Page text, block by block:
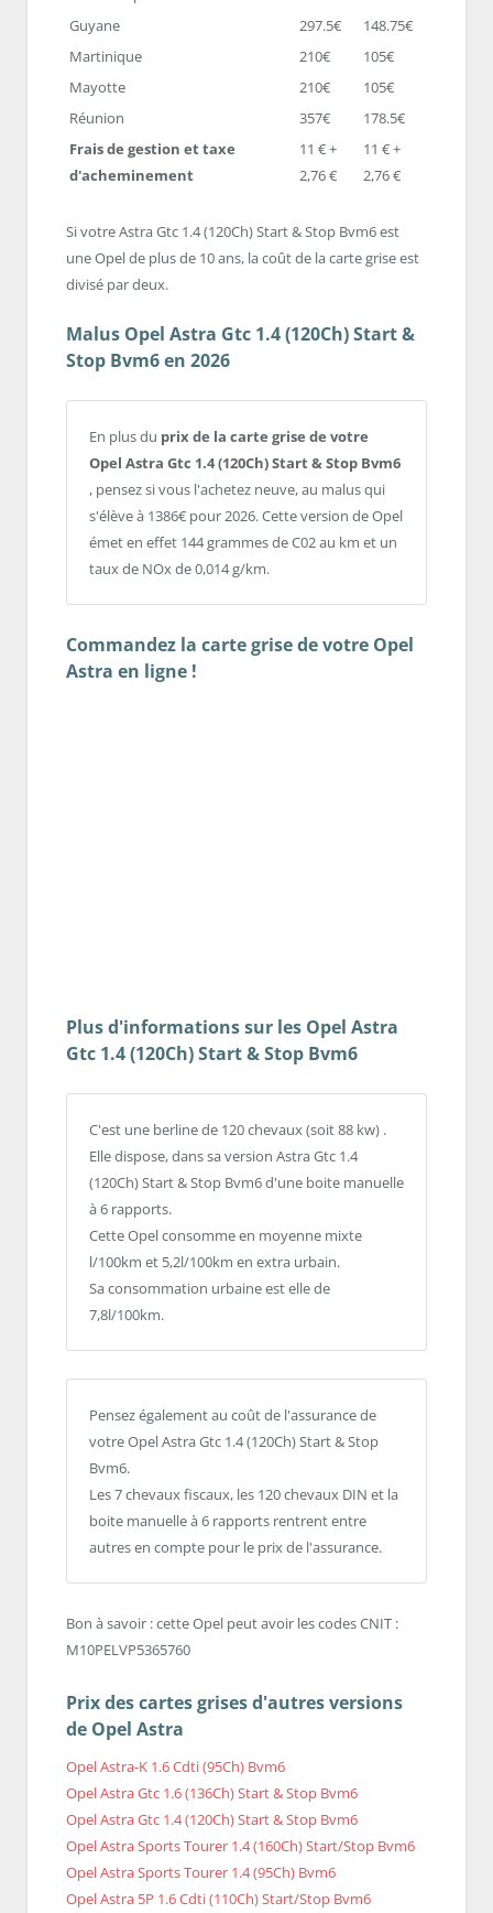
Guyane
297.5€
148.75€
Martinique
210€
105€
Mayotte
210€
105€
Réunion
357€
178.5€
Frais de gestion et taxe
d'acheminement
11 € +
2,76 €
11 € +
2,76 €
Si votre Astra Gtc 1.4 (120Ch) Start & Stop Bvm6 est
une Opel de plus de 10 ans, la coût de la carte grise est
divisé par deux.
Malus Opel Astra Gtc 1.4 (120Ch) Start &
Stop Bvm6 en 2026
En plus du prix de la carte grise de votre
Opel Astra Gtc 1.4 (120Ch) Start & Stop Bvm6
, pensez si vous l'achetez neuve, au malus qui
s'élève à 1386€ pour 2026. Cette version de Opel
émet en effet 144 grammes de C02 au km et un
taux de NOx de 0,014 g/km.
Commandez la carte grise de votre Opel
Astra en ligne !
Plus d'informations sur les Opel Astra
Gtc 1.4 (120Ch) Start & Stop Bvm6
C'est une berline de 120 chevaux (soit 88 kw) .
Elle dispose, dans sa version Astra Gtc 1.4
(120Ch) Start & Stop Bvm6 d'une boite manuelle
à 6 rapports.
Cette Opel consomme en moyenne mixte
l/100km et 5,2l/100km en extra urbain.
Sa consommation urbaine est elle de
7,8l/100km.
Pensez également au coût de l'assurance de
votre Opel Astra Gtc 1.4 (120Ch) Start & Stop
Bvm6.
Les 7 chevaux fiscaux, les 120 chevaux DIN et la
boite manuelle à 6 rapports rentrent entre
autres en compte pour le prix de l'assurance.
Bon à savoir : cette Opel peut avoir les codes CNIT :
M10PELVP5365760
Prix des cartes grises d'autres versions
de Opel Astra
Opel Astra-K 1.6 Cdti (95Ch) Bvm6
Opel Astra Gtc 1.6 (136Ch) Start & Stop Bvm6
Opel Astra Gtc 1.4 (120Ch) Start & Stop Bvm6
Opel Astra Sports Tourer 1.4 (160Ch) Start/Stop Bvm6
Opel Astra Sports Tourer 1.4 (95Ch) Bvm6
Opel Astra 5P 1.6 Cdti (110Ch) Start/Stop Bvm6